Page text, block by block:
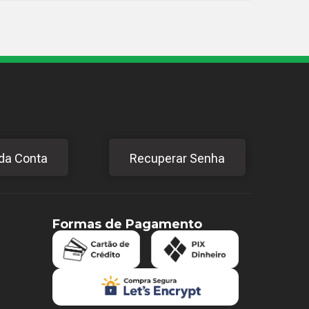
Conta Recuperar Senha
Formas de Pagamento